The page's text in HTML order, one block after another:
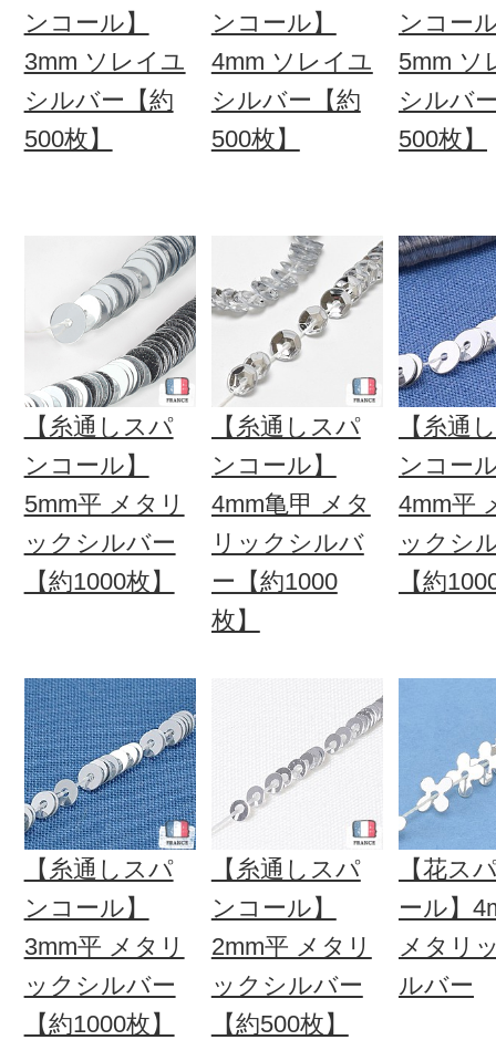
ンコール】
3mm ソレイユ
シルバー【約
500枚】
ンコール】
4mm ソレイユ
シルバー【約
500枚】
ンコー
5mm ソ
シルバ
500枚】
【糸通しスパ
ンコール】
5mm平 メタリ
ックシルバー
【約1000枚】
【糸通しスパ
ンコール】
4mm亀甲 メタ
リックシルバ
ー【約1000
枚】
【糸通
ンコー
4mm平
ックシ
【約
【糸通しスパ
ンコール】
3mm平 メタリ
ックシルバー
【約1000枚】
【糸通しスパ
ンコール】
2mm平 メタリ
ックシルバー
【約500枚】
【花ス
ール】
メタリ
ルバー